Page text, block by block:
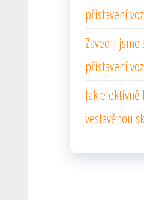
přistavení
Zavedli jsme
přistavení
Jak
vestavěnou